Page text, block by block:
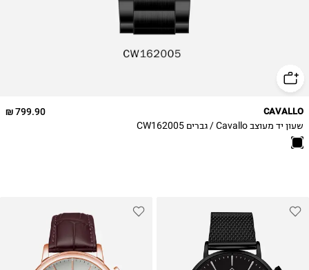
799.90 ₪ CAVALLO
שעון יד מעוצב Cavallo / גברים CW162005